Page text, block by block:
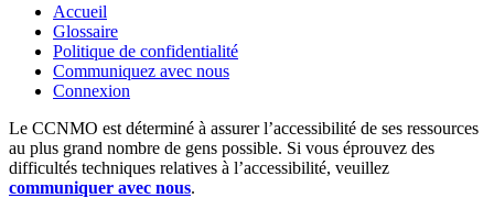
Accueil
Glossaire
Politique de confidentialité
Communiquez avec nous
Connexion
Le CCNMO est déterminé à assurer l’accessibilité de ses ressources
au plus grand nombre de gens possible. Si vous éprouvez des
difficultés techniques relatives à l’accessibilité, veuillez
communiquer avec nous.